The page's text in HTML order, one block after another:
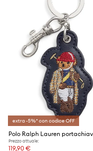
extra -5%* con codice OFF
Prezzo attuale:
119,90 €